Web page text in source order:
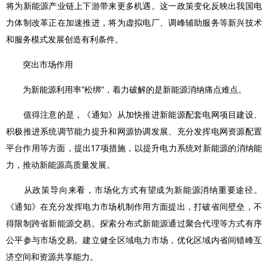
将为新能源产业链上下游带来更多机遇。这一政策变化反映出我国电
力体制改革正在加速推进，将为虚拟电厂、调峰辅助服务等新兴技术
和服务模式发展创造有利条件。
突出市场作用
为新能源利用率“松绑”，着力破解的是新能源消纳痛点难点。
值得注意的是，《通知》从加快推进新能源配套电网项目建设、
积极推进系统调节能力提升和网源协调发展、充分发挥电网资源配置
平台作用等方面，提出17项措施，以提升电力系统对新能源的消纳能
力，推动新能源高质量发展。
从政策导向来看，市场化方式有望成为新能源消纳重要途径。
《通知》在充分发挥电力市场机制作用方面提出，打破省间壁垒，不
得限制跨省新能源交易。探索分布式新能源通过聚合代理等方式有序
公平参与市场交易。建立健全区域电力市场，优化区域内省间错峰互
济空间和资源共享能力。